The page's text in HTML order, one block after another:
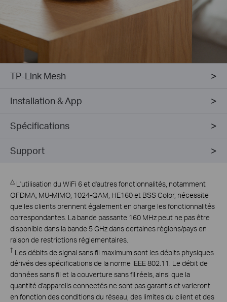
TP-Link Mesh
Installation & App
Spécifications
Support
△ L'utilisation du WiFi 6 et d'autres fonctionnalités, notamment
OFDMA, MU-MIMO, 1024-QAM, HE160 et BSS Color, nécessite
que les clients prennent également en charge les fonctionnalités
correspondantes. La bande passante 160 MHz peut ne pas être
disponible dans la bande 5 GHz dans certaines régions/pays en
raison de restrictions réglementaires.
† Les débits de signal sans fil maximum sont les débits physiques
dérivés des spécifications de la norme IEEE 802.11. Le débit de
données sans fil et la couverture sans fil réels, ainsi que la
quantité d'appareils connectés ne sont pas garantis et varieront
en fonction des conditions du réseau, des limites du client et des